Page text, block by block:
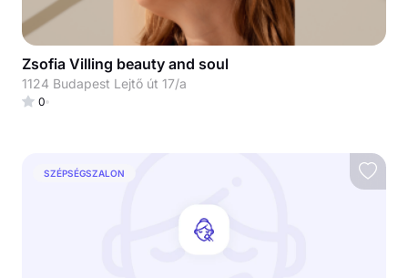
Zsofia Villing beauty and soul
1124 Budapest Lejtő út 17/a
0
SZÉPSÉGSZALON